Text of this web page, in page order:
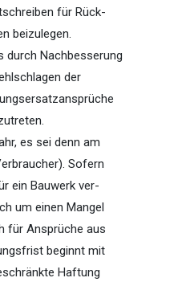
für Rück-
beizulegen.
durch Nachbesserung
der
es sei denn am
Sofern
ein Bauwerk ver-
um einen Mangel
für Ansprüche aus
beginnt mit
Haftung